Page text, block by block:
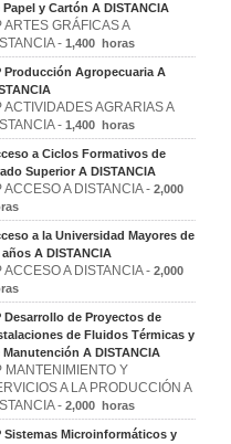
Papel y Cartón A DISTANCIA
ARTES GRÁFICAS A
- 1,400 horas
Producción Agropecuaria A
ACTIVIDADES AGRARIAS A
- 1,400 horas
a Ciclos Formativos de
Superior A DISTANCIA
ACCESO A DISTANCIA - 2,000
a la Universidad Mayores de
años A DISTANCIA
ACCESO A DISTANCIA - 2,000
Desarrollo de Proyectos de
de Fluidos Térmicas y
Manutención A DISTANCIA
MANTENIMIENTO Y
A LA PRODUCCIÓN A
- 2,000 horas
Sistemas Microinformáticos y